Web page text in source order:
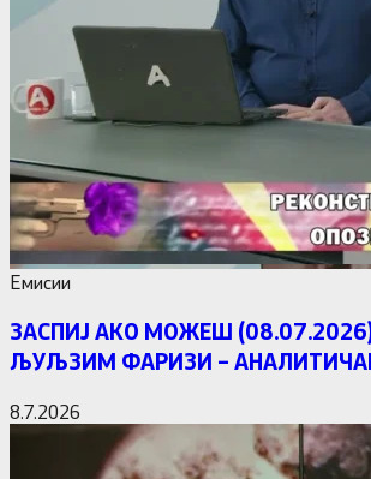
Емисии
ЗАСПИЈ АКО МОЖЕШ
ЉУЉЗИМ ФАРИЗИ –
8.7.2026